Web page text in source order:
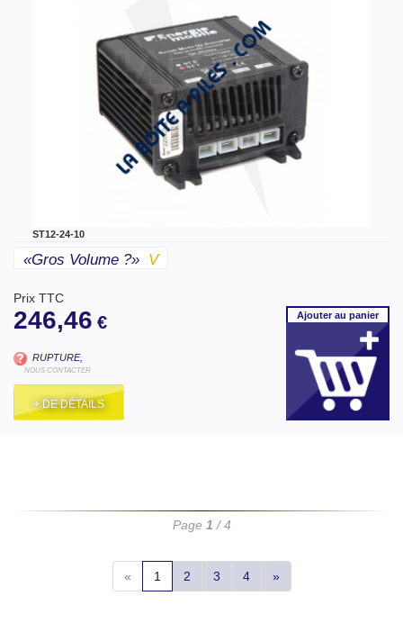
ST12-24-10
«gros Volume ?» V
Prix TTC
246,46 €
RUPTURE,
NOUS CONTACTER
+ DE DÉTAILS
Ajouterau panier
Page 1 / 4
« 1 2 3 4 »